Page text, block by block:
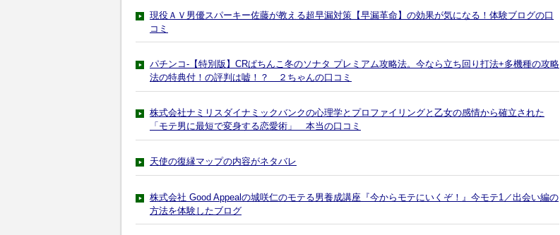
現役ＡＶ男優スパーキー佐藤が教える超早漏対策【早漏革命】の効果が気になる！体験ブログの口
コミ
パチンコ-【特別版】CRぱちんこ冬のソナタ プレミアム攻略法。今なら立ち回り打法+多機種の攻略
法の特典付！の評判は嘘！？ ２ちゃんの口コミ
株式会社ナミリスダイナミックバンクの心理学とプロファイリングと乙女の感情から確立された
「モテ男に最短で変身する恋愛術」 本当の口コミ
天使の復縁マップの内容がネタバレ
株式会社 Good Appealの城咲仁のモテる男養成講座『今からモテにいくぞ！』今モテ1／出会い編の
方法を体験したブログ